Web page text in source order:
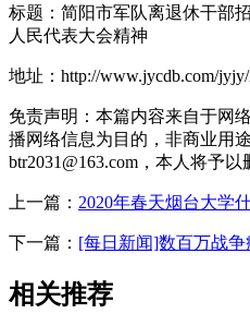
标题：简阳市军队离退休干部
人民代表大会精神
地址：http://www.jycdb.com/
免责声明：本篇内容来自于网
播网络信息为目的，非商业用
btr2031@163.com，本人将予以
上一篇： 2020年春天烟台大学
下一篇： [每日新闻]数百万战
相关推荐